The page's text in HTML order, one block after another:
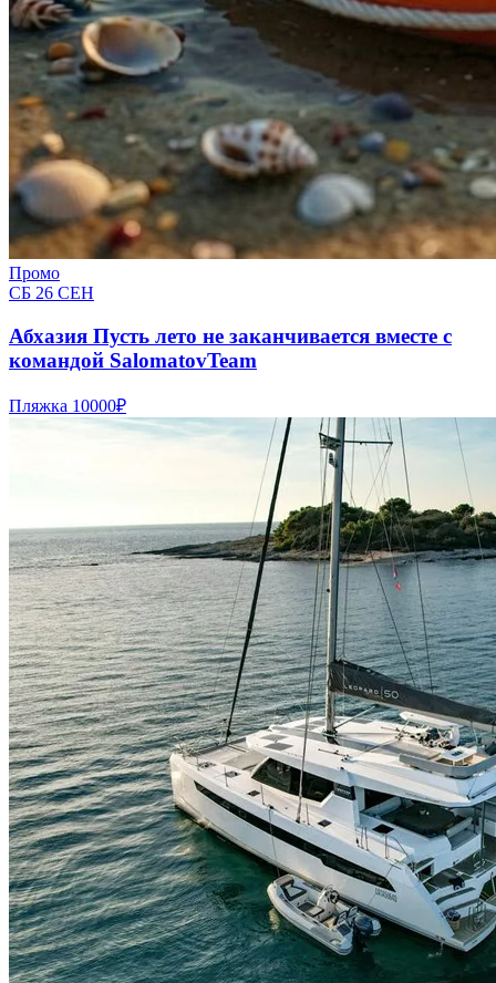
Промо
СБ 26 СЕН
Абхазия Пусть лето не заканчивается вместе с
командой SalomatovTeam
Пляжка 10000₽